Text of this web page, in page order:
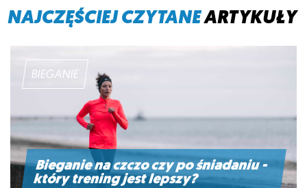
NAJCZĘŚCIEJ CZYTANEARTYKUŁY
BIEGANIE
Bieganie na czczo czy po śniadaniu -
który trening jest lepszy?